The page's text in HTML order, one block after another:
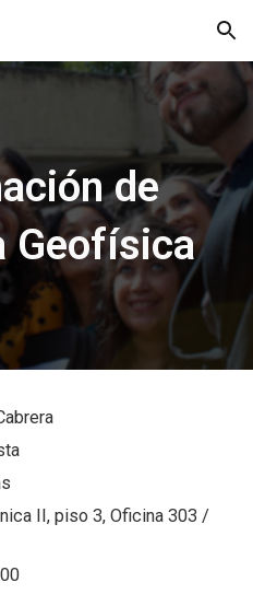
Skip to navigation
de
Geofísica
II, piso 3, Oficina 303 /